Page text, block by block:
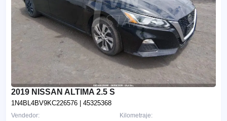
2019 NISSAN ALTIMA 2.5 S
1N4BL4BV9KC226576 | 45325368
Kilometraje:
Vendedor: